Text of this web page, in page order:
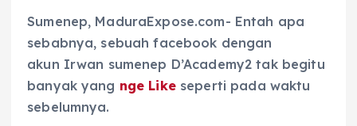
Sumenep, MaduraExpose.com- Entah apa
sebabnya, sebuah facebook dengan
akun Irwan sumenep D’Academy2 tak begitu
banyak yang nge Like seperti pada waktu
sebelumnya.